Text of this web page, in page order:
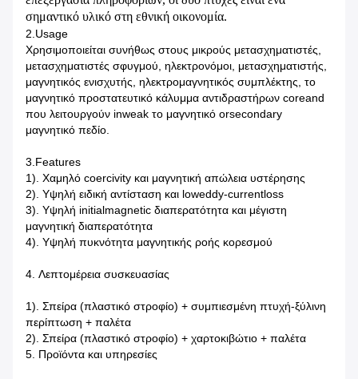
σημαντικό υλικό στη εθνική οικονομία.
2.Usage
Χρησιμοποιείται συνήθως στους μικρούς μετασχηματιστές,
μετασχηματιστές σφυγμού, ηλεκτρονόμοι, μετασχηματιστής,
μαγνητικός ενισχυτής, ηλεκτρομαγνητικός συμπλέκτης, το
μαγνητικό προστατευτικό κάλυμμα αντιδραστήρων coreand
που λειτουργούν inweak το μαγνητικό orsecondary
μαγνητικό πεδίο.
3.Features
1). Χαμηλό coercivity και μαγνητική απώλεια υστέρησης
2). Υψηλή ειδική αντίσταση και loweddy-currentloss
3). Υψηλή initialmagnetic διαπερατότητα και μέγιστη
μαγνητική διαπερατότητα
4). Υψηλή πυκνότητα μαγνητικής ροής κορεσμού
4. Λεπτομέρεια συσκευασίας
1). Σπείρα (πλαστικό στροφίο) + συμπιεσμένη πτυχή-ξύλινη
περίπτωση + παλέτα
2). Σπείρα (πλαστικό στροφίο) + χαρτοκιβώτιο + παλέτα
5. Προϊόντα και υπηρεσίες